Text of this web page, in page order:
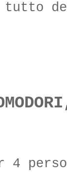
tutto
4